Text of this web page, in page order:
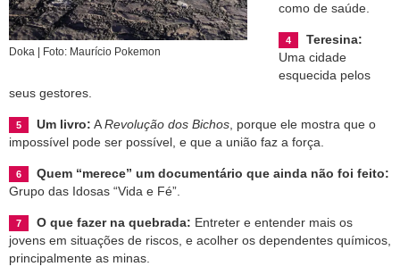
Doka | Foto: Maurício Pokemon
como de saúde.
Teresina:
Uma cidade
esquecida pelos
seus gestores.
Um livro: ARevolução dos Bichos, porque ele mostra que o
impossível pode ser possível, e que a união faz a força.
Quem “merece” um documentário que ainda não foi feito:
Grupo das Idosas “Vida e Fé”.
O que fazer na quebrada: Entreter e entender mais os
jovens em situações de riscos, e acolher os dependentes químicos,
principalmente as minas.